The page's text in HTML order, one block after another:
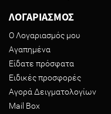
ΛΟΓΑΡΙΑΣΜΟΣ
Ο Λογαριασμός μου
Αγαπημένα
Είδατε πρόσφατα
Ειδικές προσφορές
Αγορά Δειγματολογίων
Mail Box